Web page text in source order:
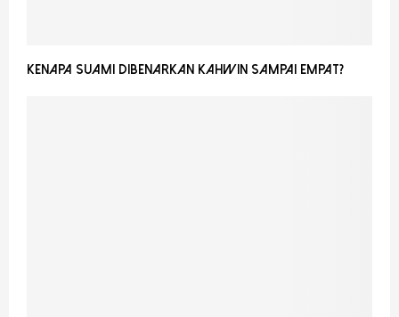
Kenapa Suami Dibenarkan Kahwin Sampai Empat?